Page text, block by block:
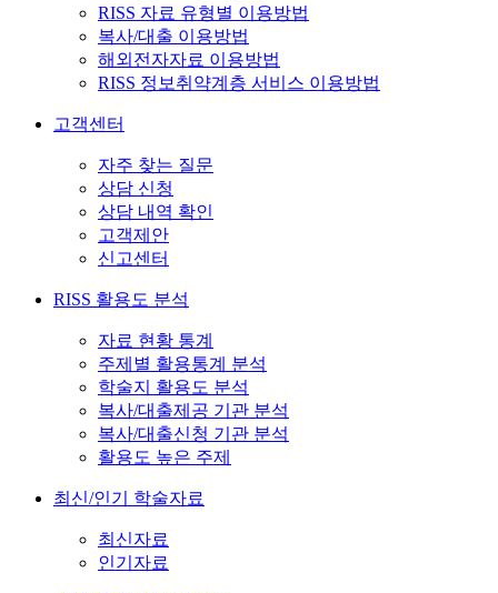
RISS 자료 유형별 이용방법
복사/대출 이용방법
해외전자자료 이용방법
RISS 정보취약계층 서비스 이용방법
고객센터
자주 찾는 질문
상담 신청
상담 내역 확인
고객제안
신고센터
RISS 활용도 분석
자료 현황 통계
주제별 활용통계 분석
학술지 활용도 분석
복사/대출제공 기관 분석
복사/대출신청 기관 분석
활용도 높은 주제
최신/인기 학술자료
최신자료
인기자료